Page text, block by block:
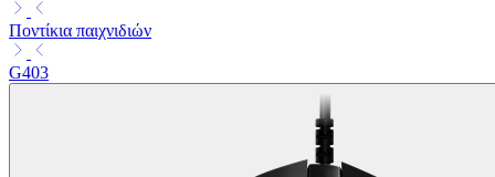
Ποντίκια παιχνιδιών
G403